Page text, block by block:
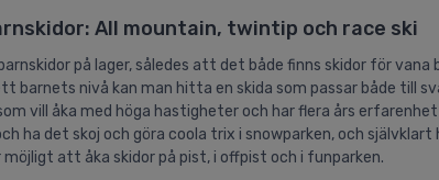
All mountain, twintip och race ski
på lager, således att det både finns skidor för
barnets nivå kan man hitta en skida som passar både till
vill åka med höga hastigheter och har flera års
ha det skoj och göra coola trix i snowparken, och
möjligt att åka skidor på pist, i offpist och i funparken.